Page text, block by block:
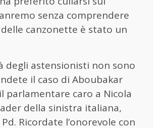
senza comprendere
canzonette è stato un
degli astensionisti non sono
il caso di Aboubakar
parlamentare caro a Nicola
della sinistra italiana,
Ricordate l’onorevole con